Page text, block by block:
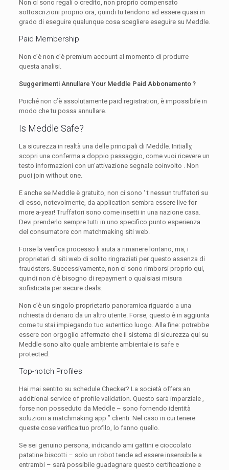
Non ci sono regali o credito, non proprio compensato
sottoscrizioni proprio ora, quindi tu tendono ad essere quasi in
grado di eseguire qualunque cosa scegliere eseguire su Meddle.
Paid Membership
Non c’è non c’è premium account al momento di produrre
questa analisi.
Suggerimenti Annullare Your Meddle Paid Abbonamento ?
Poiché non c’è assolutamente paid registration, è impossibile in
modo che tu possa annullare.
Is Meddle Safe?
La sicurezza in realtà una delle principali di Meddle. Initially,
scopri una conferma a doppio passaggio, come vuoi ricevere un
testo informazioni con un’attivazione segnale coinvolto . Non
puoi join without one.
E anche se Meddle è gratuito, non ci sono ‘ t nessun truffatori su
di esso, notevolmente, da application sembra essere live for
more a-year! Truffatori sono come insetti in una nazione casa.
Devi prenderlo sempre tutti in uno specifico punto esperienza
del consumatore con matchmaking siti web.
Forse la verifica processo li aiuta a rimanere lontano, ma, i
proprietari di siti web di solito ringraziati per questo assenza di
fraudsters. Successivamente, non ci sono rimborsi proprio qui,
quindi non c’è bisogno di repayment o qualsiasi misura
sofisticata per secure deals.
Non c’è un singolo proprietario panoramica riguardo a una
richiesta di denaro da un altro utente. Forse, questo è in aggiunta
come tu stai impiegando tuo autentico luogo. Alla fine: potrebbe
essere con orgoglio affermato che il sistema di sicurezza qui su
Meddle sono alto quale ambiente ambientale is safe e
protected.
Top-notch Profiles
Hai mai sentito su schedule Checker? La società offers an
additional service of profile validation. Questo sarà imparziale ,
forse non posseduto da Meddle – sono fornendo identità
soluzioni a matchmaking app ” clienti. Nel caso in cui tenere
queste cose verifica tuo profilo, lo fanno quello.
Se sei genuino persona, indicando ami gattini e cioccolato
patatine biscotti – solo un robot tende ad essere insensibile a
entrambi – sarà possibile guadagnare questo certificazione e